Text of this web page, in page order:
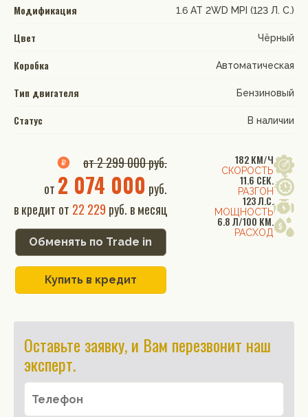
Модификация 1.6 АТ 2WD MPI (123 Л. C.)
Цвет Чёрный
Коробка Автоматическая
Тип двигателя Бензиновый
Статус В наличии
182 КМ/Ч
СКОРОСТЬ
11.6 СЕК.
РАЗГОН
123 Л.С.
МОЩНОСТЬ
6.8 Л/100 КМ.
РАСХОД
от 2 299 000 руб.
от 2 074 000 руб.
в кредит от 22 229 руб. в месяц
Обменять по Trade in
Купить в кредит
Оставьте заявку, и Вам перезвонит наш
эксперт.